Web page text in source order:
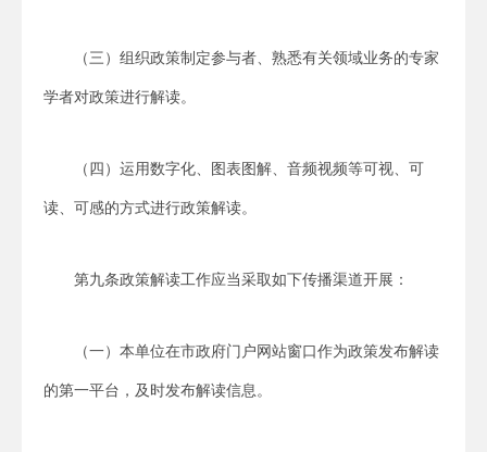
（三）组织政策制定参与者、熟悉有关领域业务的专家
学者对政策进行解读。
（四）运用数字化、图表图解、音频视频等可视、可
读、可感的方式进行政策解读。
第九条政策解读工作应当采取如下传播渠道开展：
（一）本单位在市政府门户网站窗口作为政策发布解读
的第一平台，及时发布解读信息。